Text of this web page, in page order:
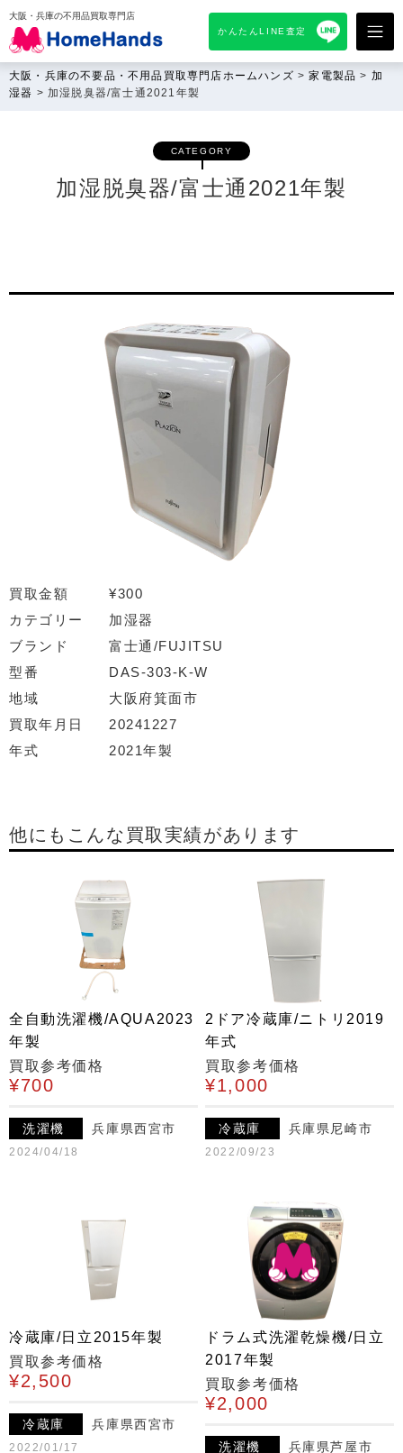
大阪・兵庫の不用品買取専門店
かんたんLINE査定
大阪・兵庫の不要品・不用品買取専門店ホームハンズ >家電製品 > 加
湿器 >加湿脱臭器/富士通2021年製
CATEGORY
加湿脱臭器/富士通2021年製
買取金額
¥300
カテゴリー
加湿器
ブランド
富士通/FUJITSU
型番
DAS-303-K-W
地域
大阪府箕面市
買取年月日
20241227
年式
2021年製
他にもこんな買取実績があります
全自動洗濯機/AQUA2023
年製
買取参考価格
¥700
洗濯機 兵庫県西宮市
2024/04/18
2ドア冷蔵庫/ニトリ2019
年式
買取参考価格
¥1,000
冷蔵庫 兵庫県尼崎市
2022/09/23
冷蔵庫/日立2015年製
買取参考価格
¥2,500
冷蔵庫 兵庫県西宮市
2022/01/17
ドラム式洗濯乾燥機/日立
2017年製
買取参考価格
¥2,000
洗濯機 兵庫県芦屋市